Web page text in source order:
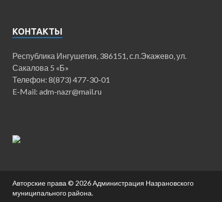
КОНТАКТЫ
Республика Ингушетия, 386151, с.п.Экажево, ул.
Сакалова 5 «Б»
Телефон: 8(873) 477-30-01
E-Mail: adm-nazr@mail.ru
Авторские права © 2026Администрация Назрановского
муниципального района.